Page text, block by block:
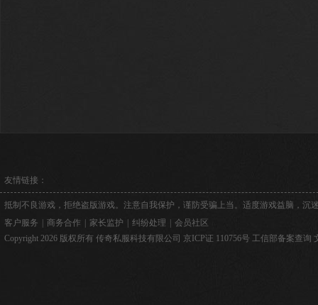
友情链接：
抵制不良游戏，拒绝盗版游戏。注意自我保护，谨防受骗上当。适度游戏益脑，沉
客户服务
商务合作 家长监护 纠纷处理
会员社区
Copyright 2026 版权所有 传奇私服科技有限公司 京ICP证 110756号 工信部备案查询